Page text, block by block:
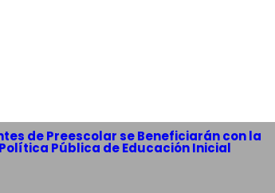
de Preescolar se Beneficiarán con la
Pública de Educación Inicial